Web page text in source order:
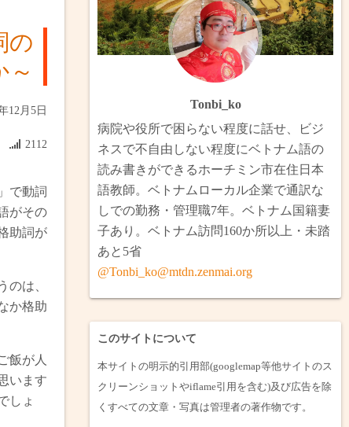
ナム・ラオス南部縦断
ム・カンボジア（完）
澳門・中国南部・ベトナム・台湾
ベトナム縦断・ラオス・カンボジア
ブルネイ（完）
ペン・ウドン（完）
でタイ旅行（完）
本一時帰国（完）
ザラン旅：ホングとチャムチム（完）
放浪（完）
ノイ・ハナム・ハイズオン（完）
らフェリーでブンタウへ（完）
ンアン省・タイニン省小旅行（完）
焼けた戦車を見に行く（完）
大マリア像と水上住宅を見に行く（完）
ンデルタのバイク旅（完）
の
～
12月5日
2112
で動詞
がその
助詞が
のは、
か格助
飯が人
います
しょ
Tonbi_ko
病院や役所で困らない程度に話せ、ビジ
ネスで不自由しない程度にベトナム語の
読み書きができるホーチミン市在住日本
語教師。ベトナムローカル企業で通訳な
しでの勤務・管理職7年。ベトナム国籍妻
子あり。ベトナム訪問160か所以上・未踏
あと5省
@Tonbi_ko@mtdn.zenmai.org
このサイトについて
本サイトの明示的引用部(googlemap等他サイトのス
クリーンショットやiflame引用を含む)及び広告を除
くすべての文章・写真は管理者の著作物です。